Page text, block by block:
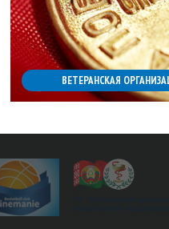
ВЕТЕРАНСКАЯ